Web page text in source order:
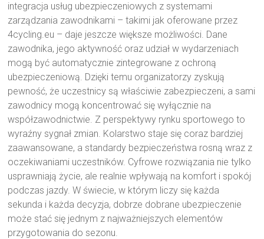
integracja usług ubezpieczeniowych z systemami
zarządzania zawodnikami – takimi jak oferowane przez
4cycling.eu – daje jeszcze większe możliwości. Dane
zawodnika, jego aktywność oraz udział w wydarzeniach
mogą być automatycznie zintegrowane z ochroną
ubezpieczeniową. Dzięki temu organizatorzy zyskują
pewność, że uczestnicy są właściwie zabezpieczeni, a sami
zawodnicy mogą koncentrować się wyłącznie na
współzawodnictwie. Z perspektywy rynku sportowego to
wyraźny sygnał zmian. Kolarstwo staje się coraz bardziej
zaawansowane, a standardy bezpieczeństwa rosną wraz z
oczekiwaniami uczestników. Cyfrowe rozwiązania nie tylko
usprawniają życie, ale realnie wpływają na komfort i spokój
podczas jazdy. W świecie, w którym liczy się każda
sekunda i każda decyzja, dobrze dobrane ubezpieczenie
może stać się jednym z najważniejszych elementów
przygotowania do sezonu.